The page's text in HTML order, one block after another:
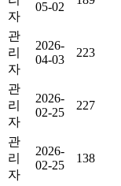
자
05-02
관
리
자
2026-
04-03
223
관
리
자
2026-
02-25
227
관
리
자
2026-
02-25
138